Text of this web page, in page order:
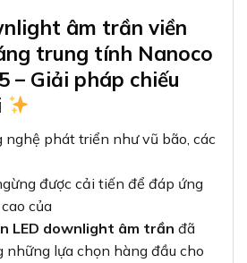
âm trần viền
trung tính Nanoco
– Giải pháp chiếu
nghệ phát triển như vũ bão, các
được cải tiến để đáp ứng
của
LED downlight âm trần đã
lựa chọn hàng đầu cho